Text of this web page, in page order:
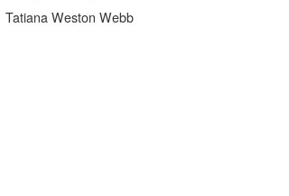
Tatiana Weston Webb